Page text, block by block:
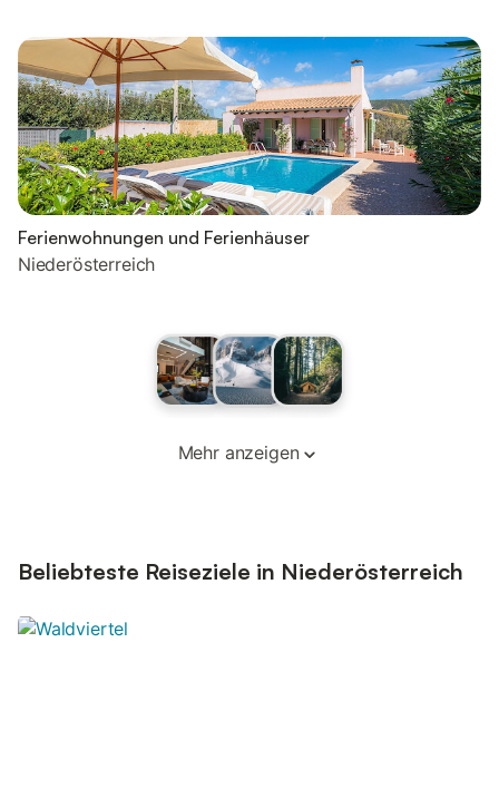
Ferienwohnungen und Ferienhäuser
Niederösterreich
Mehr anzeigen
Beliebteste Reiseziele in Niederösterreich